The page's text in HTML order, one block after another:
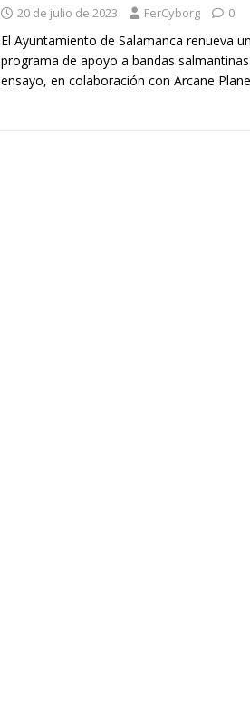
20 de julio de 2023 FerCyborg 0
El Ayuntamiento de Salamanca renueva
programa de apoyo a bandas
ensayo, en colaboración con Arcane